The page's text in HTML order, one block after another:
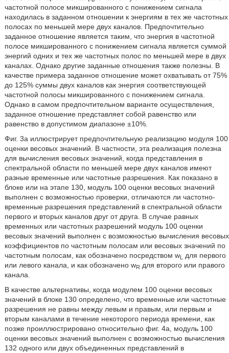
частотной полосе микшированного с понижением сигнала
находилась в заданном отношении к энергиям в тех же частотных
полосах по меньшей мере двух каналов. Предпочтительно
заданное отношение является таким, что энергия в частотной
полосе микшированного с понижением сигнала является суммой
энергий одних и тех же частотных полос по меньшей мере в двух
каналах. Однако другие заданные отношения также полезны. В
качестве примера заданное отношение может охватывать от 75%
до 125% суммы двух каналов как энергия соответствующей
частотной полосы микшированного с понижением сигнала.
Однако в самом предпочтительном варианте осуществления,
заданное отношение представляет собой равенство или
равенство в допустимом диапазоне ±10%.
Фиг. 3a иллюстрирует предпочтительную реализацию модуля 100
оценки весовых значений. В частности, эта реализация полезна
для вычисления весовых значений, когда представления в
спектральной области по меньшей мере двух каналов имеют
разные временные или частотные разрешения. Как показано в
блоке или на этапе 130, модуль 100 оценки весовых значений
выполнен с возможностью проверки, отличаются ли частотно-
временные разрешения представлений в спектральной области
первого и вторых каналов друг от друга. В случае равных
временных или частотных разрешений модуль 100 оценки
весовых значений выполнен с возможностью вычисления весовых
коэффициентов по частотным полосам или весовых значений по
частотным полосам, как обозначено посредством wL
для первого
или левого канала, и как обозначено wR для второго или правого
канала.
В качестве альтернативы, когда модулем 100 оценки весовых
значений в блоке 130 определено, что временные или частотные
разрешения не равны между левым и правым, или первым и
вторым каналами в течение некоторого периода времени, как
позже проиллюстрировано относительно фиг. 4a, модуль 100
оценки весовых значений выполнен с возможностью вычисления
132 одного или двух объединенных представлений в